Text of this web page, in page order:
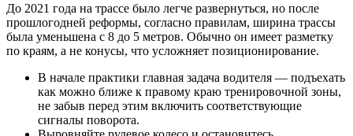
До 2021 года на трассе было легче развернуться, но после
прошлогодней реформы, согласно правилам, ширина трассы
была уменьшена с 8 до 5 метров. Обычно он имеет разметку
по краям, а не конусы, что усложняет позиционирование.
В начале практики главная задача водителя — подъехать
как можно ближе к правому краю тренировочной зоны,
не забыв перед этим включить соответствующие
сигналы поворота.